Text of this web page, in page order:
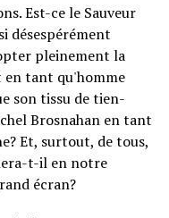
Est-ce le Sauveur
désespérément
pleinement la
en tant qu'homme
son tissu de tien-
Brosnahan en tant
Et, surtout, de tous,
t-il en notre
écran?